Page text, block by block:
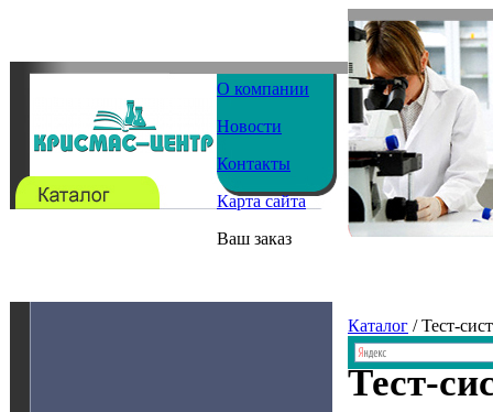
О компании
Новости
Контакты
Карта сайта
Ваш заказ
Каталог / Тест-
Тест-